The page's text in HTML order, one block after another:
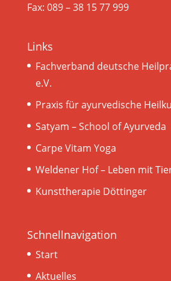
Fax: 089 – 38 15 77 999
Links
Fachverband deutsche
e.V.
Praxis für ayurvedische
Satyam – School of Ayurveda
Carpe Vitam Yoga
Weldener Hof – Leben mit
Kunsttherapie Döttinger
Schnellnavigation
Start
Aktuelles